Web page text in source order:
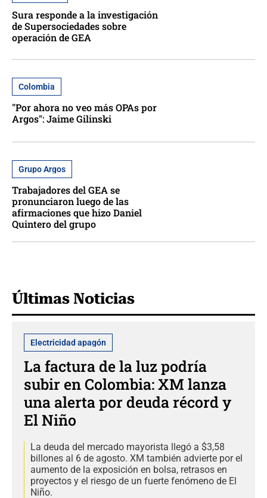
Sura responde a la investigación
de Supersociedades sobre
operación de GEA
Colombia
"Por ahora no veo más OPAs por
Argos": Jaime Gilinski
Grupo Argos
Trabajadores del GEA se
pronunciaron luego de las
afirmaciones que hizo Daniel
Quintero del grupo
Últimas Noticias
Electricidad apagón
La factura de la luz podría
subir en Colombia: XM lanza
una alerta por deuda récord y
El Niño
La deuda del mercado mayorista llegó a $3,58
billones al 6 de agosto. XM también advierte por el
aumento de la exposición en bolsa, retrasos en
proyectos y el riesgo de un fuerte fenómeno de El
Niño.